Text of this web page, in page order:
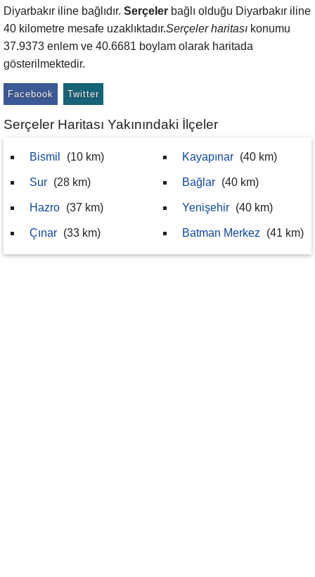
Diyarbakır iline bağlıdır. Serçeler bağlı olduğu Diyarbakır iline
40 kilometre mesafe uzaklıktadır.Serçeler haritası konumu
37.9373 enlem ve 40.6681 boylam olarak haritada
gösterilmektedir.
Facebook Twitter
Serçeler Haritası Yakınındaki İlçeler
Bismil (10 km)
Sur (28 km)
Hazro (37 km)
Çınar (33 km)
Kayapınar (40 km)
Bağlar (40 km)
Yenişehir (40 km)
Batman Merkez (41 km)